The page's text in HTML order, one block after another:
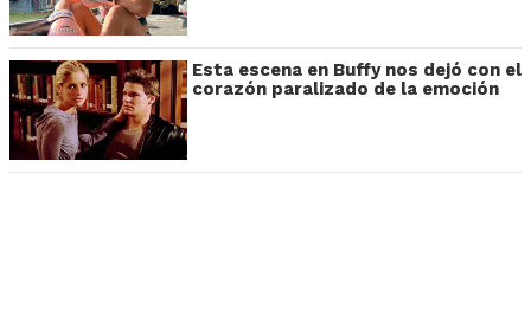
Esta escena en Buffy nos dejó con el
corazón paralizado de la emoción